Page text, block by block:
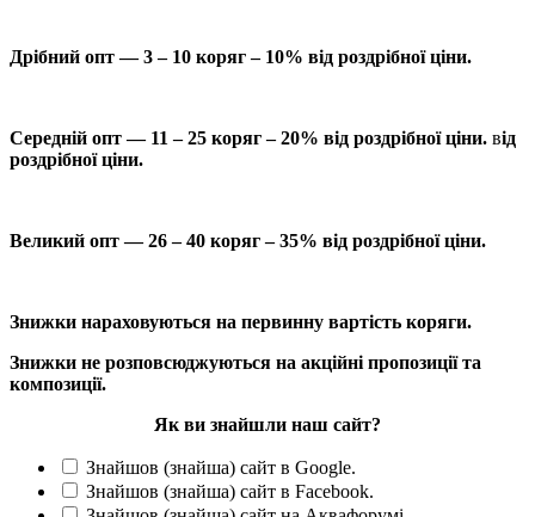
Дрібний опт — 3 – 10 коряг – 10% від роздрібної ціни.
Середній опт — 11 – 25 коряг – 20% від роздрібної ціни. від
роздрібної ціни.
Великий опт — 26 – 40 коряг – 35% від роздрібної ціни.
Знижки нараховуються на первинну вартість коряги.
Знижки не розповсюджуються на акційні пропозиції та
композиції.
Як ви знайшли наш сайт?
Знайшов (знайша) сайт в Google.
Знайшов (знайша) сайт в Facebook.